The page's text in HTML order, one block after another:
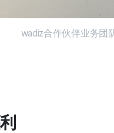
wadiz合作伙伴业务团